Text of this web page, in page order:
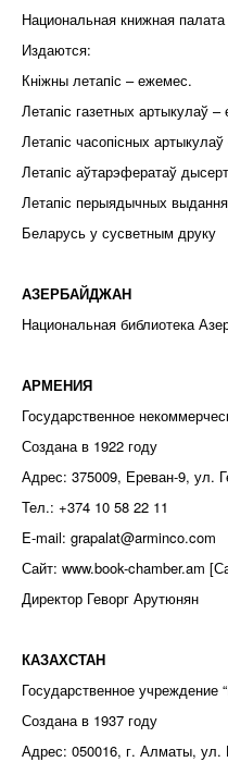
Национальная книжная
Издаются:
Кніжны летапiс – ежемес.
Летапіс газетных артыкулаў
Летапіс часопісных
Летапiс аўтарэфератаў
Летапіс перыядычных
Беларусь у сусветным друку
АЗЕРБАЙДЖАН
Национальная библиотека
АРМЕНИЯ
Государственное
Создана в 1922 году
Адрес: 375009, Ереван-9, ул.
Тел.: +374 10 58 22 11
E-mail: grapalat@arminco.com
Сайт: www.book-chamber.am
Директор Геворг Арутюнян
КАЗАХСТАН
Государственное учреждение
Создана в 1937 году
Адрес: 050016, г. Алматы, ул.